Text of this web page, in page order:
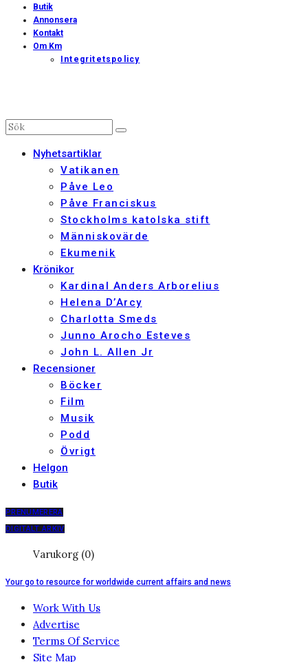
Butik
Annonsera
Kontakt
Om Km
Integritetspolicy
Nyhetsartiklar
Vatikanen
Påve Leo
Påve Franciskus
Stockholms katolska stift
Människovärde
Ekumenik
Krönikor
Kardinal Anders Arborelius
Helena D’Arcy
Charlotta Smeds
Junno Arocho Esteves
John L. Allen Jr
Recensioner
Böcker
Film
Musik
Podd
Övrigt
Helgon
Butik
PRENUMERERA
DIGITALT ARKIV
Varukorg (0)
Your go to resource for worldwide current affairs and news
Work With Us
Advertise
Terms Of Service
Site Map